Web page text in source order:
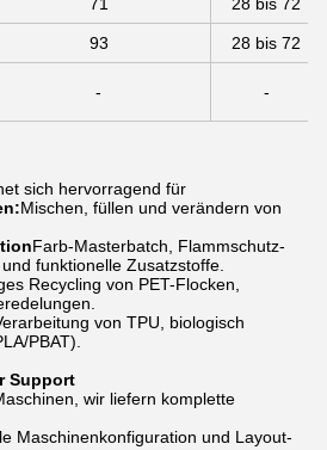
93 28 bis 72
- -
sich hervorragend für
Mischen, füllen und verändern von
Farb-Masterbatch, Flammschutz-
funktionelle Zusatzstoffe.
Recycling von PET-Flocken,
von TPU, biologisch
PBAT).
Support
wir liefern komplette
Maschinenkonfiguration und Layout-